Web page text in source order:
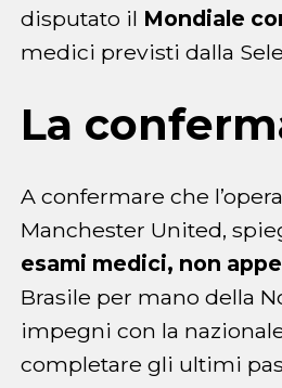
disputato il Mondiale
medici previsti dalla
La
A confermare che
Manchester United,
esami medici, non
Brasile per mano della
impegni con la
completare gli ultimi